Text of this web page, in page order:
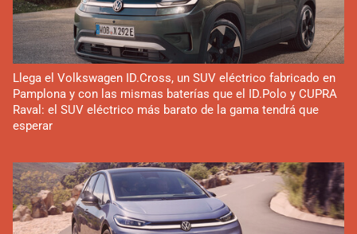
Llega el Volkswagen ID.Cross, un SUV eléctrico fabricado en
Pamplona y con las mismas baterías que el ID.Polo y CUPRA
Raval: el SUV eléctrico más barato de la gama tendrá que
esperar